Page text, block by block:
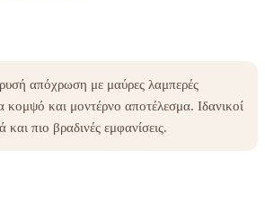
απόχρωση με μαύρες λαμπερές
κομψό και μοντέρνο αποτέλεσμα. Ιδανικοί
και πιο βραδινές εμφανίσεις.